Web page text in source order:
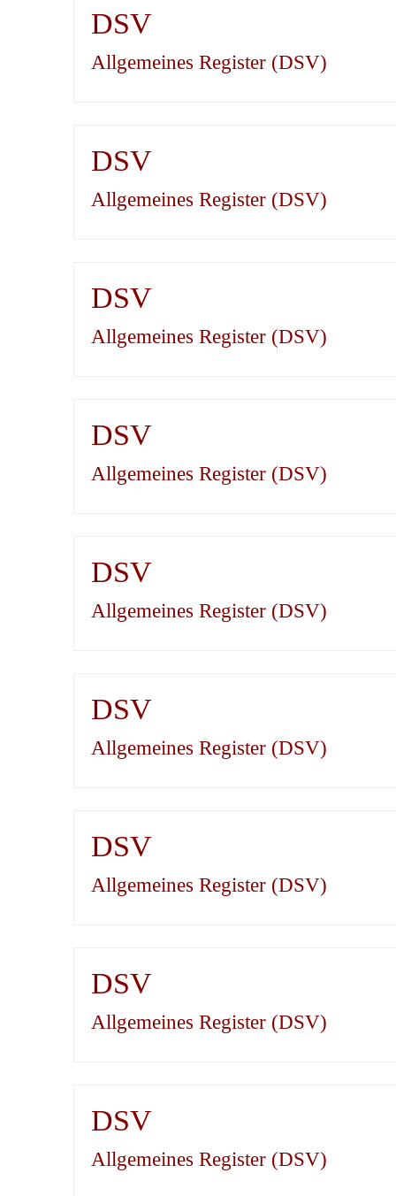
DSV
Allgemeines Register (DSV)
DSV
Allgemeines Register (DSV)
DSV
Allgemeines Register (DSV)
DSV
Allgemeines Register (DSV)
DSV
Allgemeines Register (DSV)
DSV
Allgemeines Register (DSV)
DSV
Allgemeines Register (DSV)
DSV
Allgemeines Register (DSV)
DSV
Allgemeines Register (DSV)